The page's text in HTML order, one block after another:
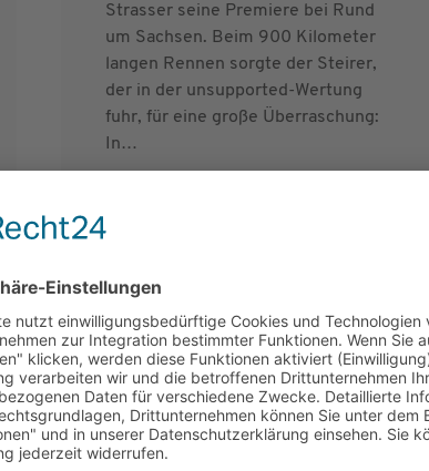
Strasser seine Premiere bei Rund
um Sachsen. Beim 900 Kilometer
langen Rennen sorgte der Steirer,
der in der unsupported-Wertung
fuhr, für eine große Überraschung:
In…